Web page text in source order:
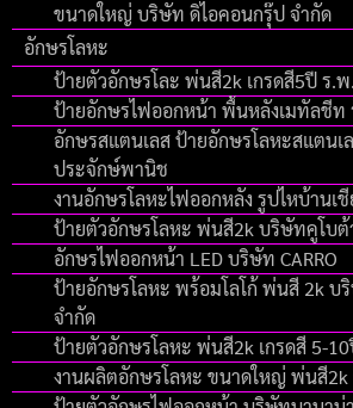
ขนาดใหญ่ บริษัท ดิไอคอนกรุ๊ป จํากัด
อักษรโลหะ
ป้ายตัวอักษรโละ พ่นสี2k เกรดสี5ปี ร.
ป้ายอักษรไฟออกหน้า พื้นหลังเมทัลชีท
อักษรสแตนเลส ป้ายอักษรโลหะสแตน
ประจักษ์พานิช
งานอักษรโลหะไฟออกหลัง รูปไหบ้านเ
ป้ายตัวอักษรโลหะ พ่นสี2k บริษัทคูโบต้
อักษรไฟออกหน้า LED บริษัท CARRO
ป้ายอักษรโลหะ พร้อมโลโก้ พ่นสี 2k บ
จำกัด
ป้ายตัวอักษรโลหะ พ่นสี2k เกรดสี 5-
งานผลิตอักษรโลหะ ขนาดใหญ่ พ่นสี2k